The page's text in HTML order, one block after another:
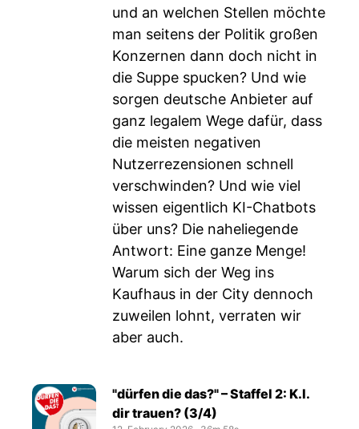
und an welchen Stellen möchte
man seitens der Politik großen
Konzernen dann doch nicht in
die Suppe spucken? Und wie
sorgen deutsche Anbieter auf
ganz legalem Wege dafür, dass
die meisten negativen
Nutzerrezensionen schnell
verschwinden? Und wie viel
wissen eigentlich KI-Chatbots
über uns? Die naheliegende
Antwort: Eine ganze Menge!
Warum sich der Weg ins
Kaufhaus in der City dennoch
zuweilen lohnt, verraten wir
aber auch.
"dürfen die das?" – Staffel 2: K.I.
dir trauen? (3/4)